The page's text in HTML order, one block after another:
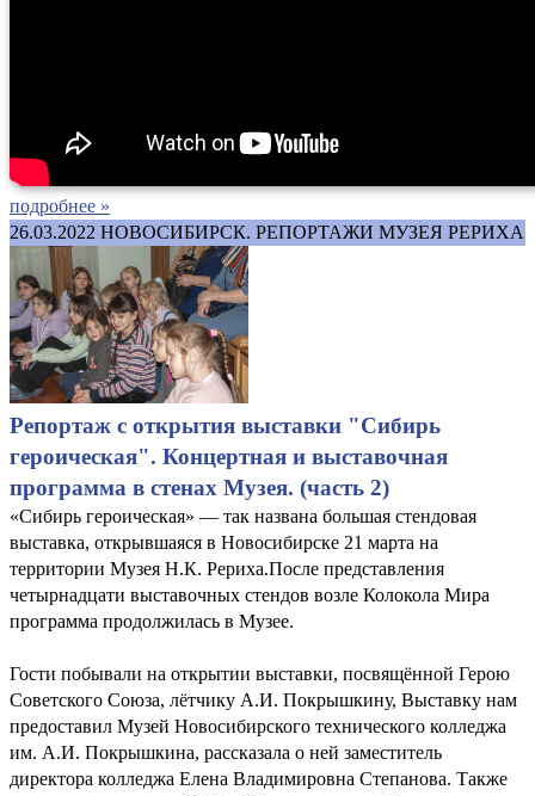
подробнее »
26.03.2022 НОВОСИБИРСК. РЕПОРТАЖИ МУЗЕЯ РЕРИХА
Репортаж с открытия выставки "Сибирь
героическая". Концертная и выставочная
программа в стенах Музея. (часть 2)
«Сибирь героическая» — так названа большая стендовая
выставка, открывшаяся в Новосибирске 21 марта на
территории Музея Н.К. Рериха.После представления
четырнадцати выставочных стендов возле Колокола Мира
программа продолжилась в Музее.
Гости побывали на открытии выставки, посвящённой Герою
Советского Союза, лётчику А.И. Покрышкину, Выставку нам
предоставил Музей Новосибирского технического колледжа
им. А.И. Покрышкина, рассказала о ней заместитель
директора колледжа Елена Владимировна Степанова. Также